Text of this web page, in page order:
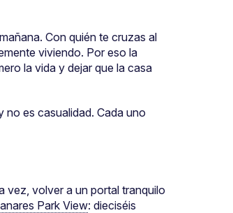
Con quién te cruzas al
viviendo. Por eso la
la vida y dejar que la casa
no es casualidad. Cada uno
vez, volver a un portal tranquilo
Park View: dieciséis